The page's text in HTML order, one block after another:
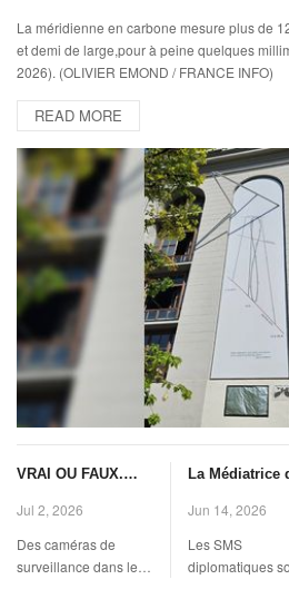
La méridienne en carbone mesure plus de
et demi de large,pour à peine quelques
2026). (OLIVIER EMOND / FRANCE INFO)
READ MORE
VRAI OU FAUX.
connectés vont-ils
bientôt être traqués
par les lecteurs
Jul 2, 2026
Des caméras de
surveillance dans les
La Médiatrice
la Commission
européenne de
conserver
Jun 14, 2026
Les SMS
diplomatiques